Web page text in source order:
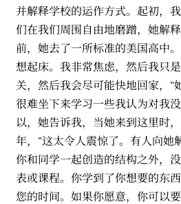
并解释学校的运作方式。起初，
们在我们周围自由地磨蹭，她解
前，她去了一所标准的美国高中
想起床。我非常焦虑，然后我只
关，然后我会尽可能快地回家，"
很难坐下来学习一些我认为对我
以，她告诉我，当她来到这里时
年，"这太令人震惊了。有人向她
你和同学一起创造的结构之外，
表或课程。你学到了你想要的东
您的时间。如果你愿意，你可以